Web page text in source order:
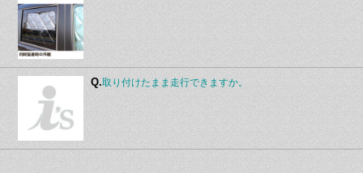
Q.取り付けたまま走行できますか。